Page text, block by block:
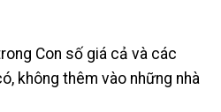
Con số giá cả và các
không thêm vào những nhà